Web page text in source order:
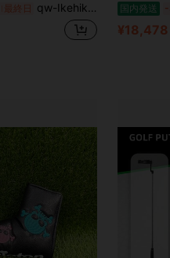
最終日 qw-Ikehiko Corridor Mat, Bronze, Approx. 67 x 700cm, Wine Corridor Mat, Long Mat, Soundproof, Non-Slip, Damask Pattern, Classical, Stylish #1312220282501 国内発送
¥18,478